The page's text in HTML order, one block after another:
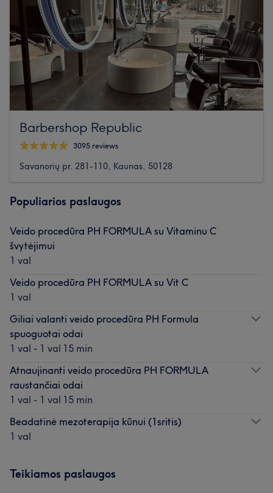
Barbershop Republic
3095 reviews
Savanorių pr. 281-110, Kaunas, 50128
Populiarios paslaugos
Veido procedūra PH FORMULA su Vitaminu C
švytėjimui
1 val
Veido procedūra PH FORMULA su Vit C
1 val
Giliai valanti veido procedūra PH Formula
spuoguotai odai
1 val - 1 val 15 min
Atnaujinanti veido procedūra PH FORMULA
raustančiai odai
1 val - 1 val 15 min
Beadatinė mezoterapija kūnui (1sritis)
1 val
Teikiamos paslaugos